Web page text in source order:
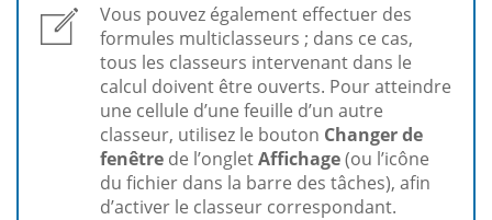
Vous pouvez également effectuer des
formules multiclasseurs ; dans ce cas,
tous les classeurs intervenant dans le
calcul doivent être ouverts. Pour atteindre
une cellule d’une feuille d’un autre
classeur, utilisez le bouton Changer de
fenêtre de l’ongletAffichage(ou l’icône
du fichier dans la barre des tâches), afin
d’activer le classeur correspondant.